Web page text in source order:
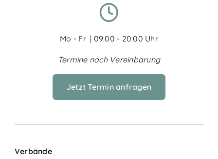
Mo - Fr | 09:00 - 20:00 Uhr
Termine nach Vereinbarung
Jetzt Termin anfragen
Verbände